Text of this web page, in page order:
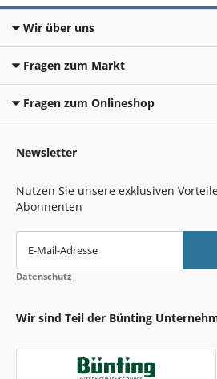
Wir über uns
Fragen zum Markt
Fragen zum Onlineshop
Newsletter
Nutzen Sie unsere exklusiven
Abonnenten
E-Mail-Adresse
Datenschutz
Wir sind Teil der Bünting